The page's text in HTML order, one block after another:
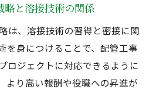
略と溶接技術の関係
は、溶接技術の習得と密接に関
を身につけることで、配管工事
ロジェクトに対応できるように
より高い報酬や役職への昇進が